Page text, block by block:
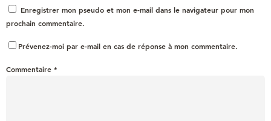
Enregistrer mon pseudo et mon e-mail dans le navigateur pour mon
prochain commentaire.
Prévenez-moi par e-mail en cas de réponse à mon commentaire.
Commentaire *